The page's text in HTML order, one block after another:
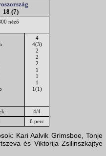
18 (7)
néző
4
4(3)
2
2
2
1
1
1
1(1)
4/4
6 perc
Kari Aalvik Grimsboe, Tonje
és Viktorija Zsilinszkajtye